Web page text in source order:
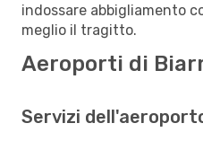
indossare abbigliamento
meglio il tragitto.
Aeroporti di
Servizi